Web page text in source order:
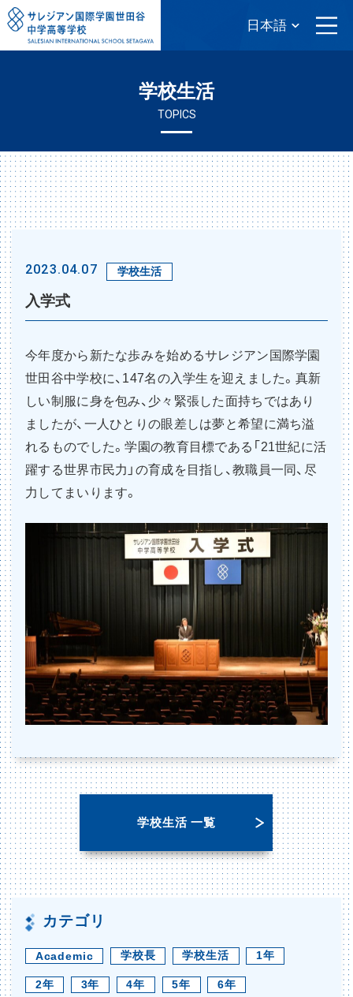
学校生活
TOPICS
2023.04.07 学校生活
入学式
今年度から新たな歩みを始めるサレジアン国際学園
世田谷中学校に、147名の入学生を迎えました。真新
しい制服に身を包み、少々緊張した面持ちではあり
ましたが、一人ひとりの眼差しは夢と希望に満ち溢
れるものでした。学園の教育目標である「21世紀に活
躍する世界市民力」の育成を目指し、教職員一同、尽
力してまいります。
学校生活 一覧
カテゴリ
Academic 学校長 学校生活 1年
2年 3年 4年 5年 6年